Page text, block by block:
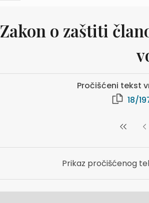
Zakon o zaštiti
Pročišćeni tekst
18/
Prikaz pročišćenog